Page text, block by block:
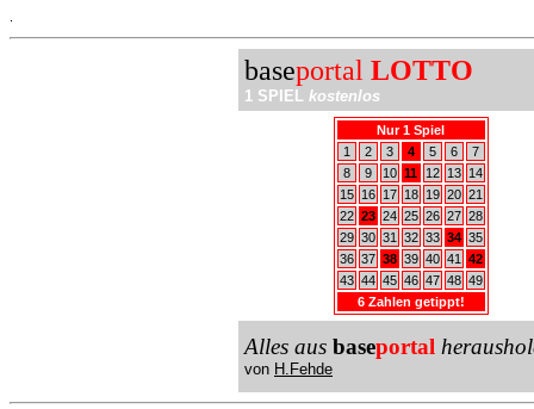
baseportal LOTTO
1 SPIEL kostenlos
Nur 1 Spiel
1
2 3 4 5 6
7
8
9 10 11 12 13
14
15
16 17 18 19 20 21
22 23 24 25 26 27 28
29 30 31 32 33 34 35
36 37 38 39 40 41
42
43 44 45 46 47 48 49
6 Zahlen getippt!
Alles aus baseportal
von H.Fehde